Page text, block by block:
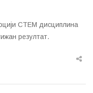
СТЕМ дисциплина
резултат.